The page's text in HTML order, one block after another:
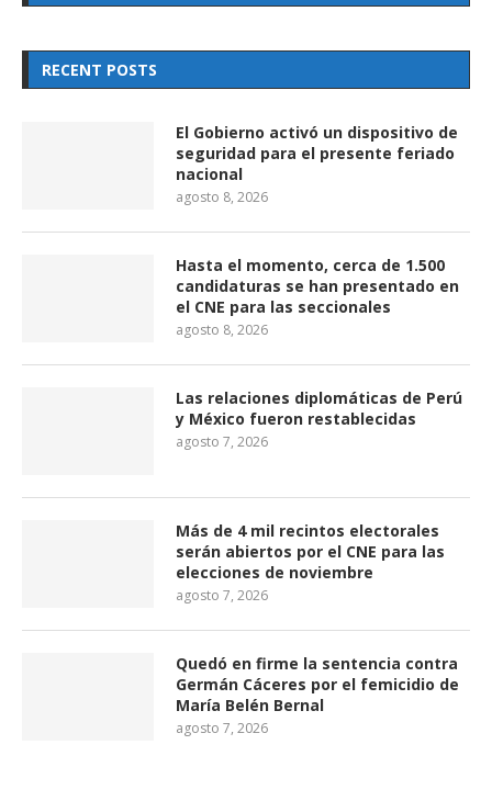
RECENT POSTS
El Gobierno activó un dispositivo de
seguridad para el presente feriado
nacional
agosto 8, 2026
Hasta el momento, cerca de 1.500
candidaturas se han presentado en
el CNE para las seccionales
agosto 8, 2026
Las relaciones diplomáticas de Perú
y México fueron restablecidas
agosto 7, 2026
Más de 4 mil recintos electorales
serán abiertos por el CNE para las
elecciones de noviembre
agosto 7, 2026
Quedó en firme la sentencia contra
Germán Cáceres por el femicidio de
María Belén Bernal
agosto 7, 2026